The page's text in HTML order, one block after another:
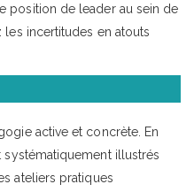
position de leader au sein de
incertitudes en atouts
active et concrète. En
illustrés
ateliers pratiques